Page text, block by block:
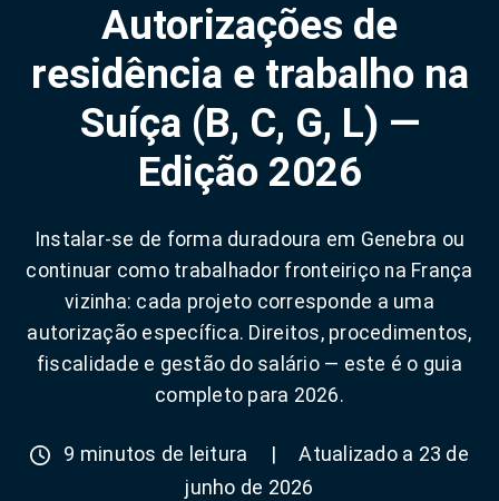
Autorizações de
residência e trabalho na
Suíça (B, C, G, L) —
Edição 2026
Instalar-se de forma duradoura em Genebra ou
continuar como trabalhador fronteiriço na França
vizinha: cada projeto corresponde a uma
autorização específica. Direitos, procedimentos,
fiscalidade e gestão do salário — este é o guia
completo para 2026.
9 minutos de leitura |
Atualizado a 23 de
junho de 2026